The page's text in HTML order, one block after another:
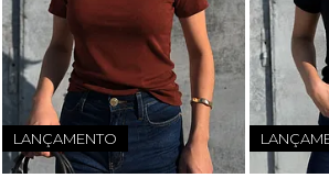
LANÇAMENTO